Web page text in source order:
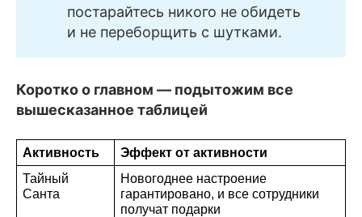
постарайтесь никого не обидеть
и не переборщить с шутками.
Коротко о главном — подытожим все
вышесказанное таблицей
Активность
Эффект от активности
Тайный
Санта
Новогоднее настроение
гарантировано, и все сотрудники
получат подарки